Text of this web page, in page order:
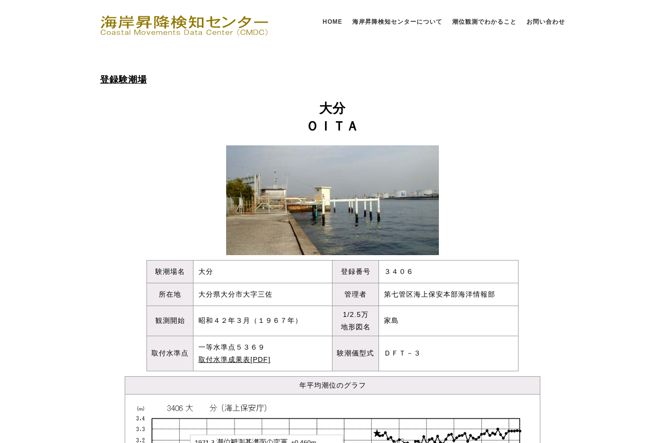
HOME 海岸昇降検知センターについて 潮位観測でわかること お問い合わせ
登録験潮場
大分
ＯＩＴＡ
験潮場名 大分 登録番号 ３４０６
所在地 大分県大分市大字三佐 管理者 第七管区海上保安本部海洋情報部
観測開始 昭和４２年３月（１９６７年）
1/2.5万
地形図名
家島
取付水準点
一等水準点５３６９
取付水準成果表[PDF]
験潮儀型式 ＤＦＴ－３
年平均潮位のグラフ